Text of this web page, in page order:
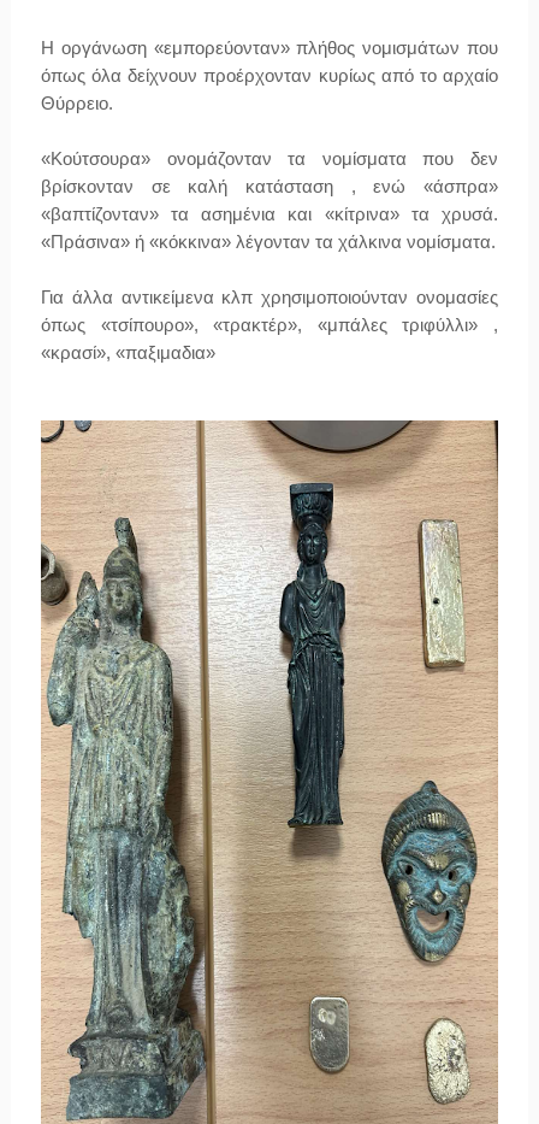
Η οργάνωση «εμπορεύονταν» πλήθος νομισμάτων που
όπως όλα δείχνουν προέρχονταν κυρίως από το αρχαίο
Θύρρειο.
«Κούτσουρα» ονομάζονταν τα νομίσματα που δεν
βρίσκονταν σε καλή κατάσταση , ενώ «άσπρα»
«βαπτίζονταν» τα ασημένια και «κίτρινα» τα χρυσά.
«Πράσινα» ή «κόκκινα» λέγονταν τα χάλκινα νομίσματα.
Για άλλα αντικείμενα κλπ χρησιμοποιούνταν ονομασίες
όπως «τσίπουρο», «τρακτέρ», «μπάλες τριφύλλι» ,
«κρασί», «παξιμαδια»